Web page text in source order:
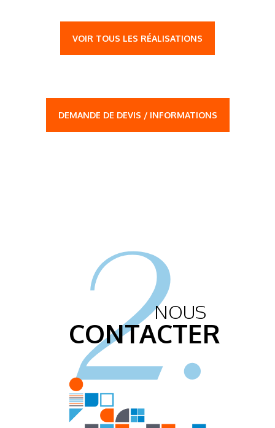
VOIR TOUS LES RÉALISATIONS
DEMANDE DE DEVIS / INFORMATIONS
2.
NOUS
CONTACTER